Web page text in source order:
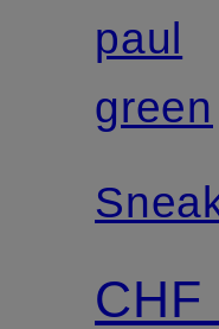
paul
green
CHF